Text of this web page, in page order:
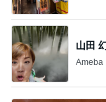
山田
Ameba